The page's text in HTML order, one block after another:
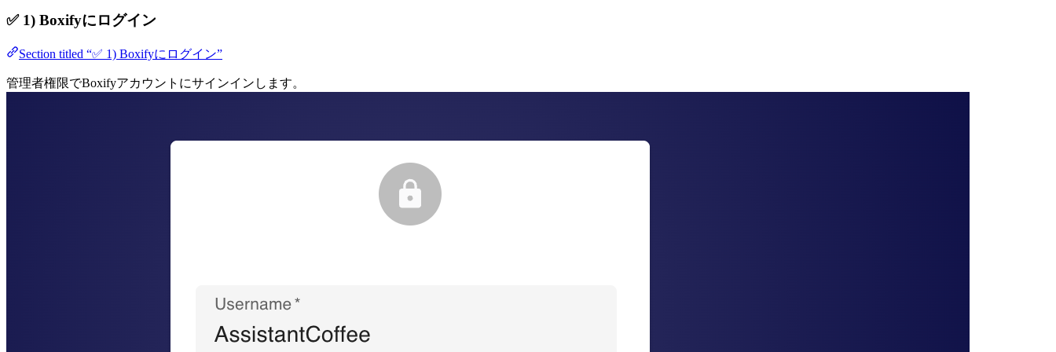
✅ 1) Boxifyにログイン
Section titled “✅ 1) Boxifyにログイン”
管理者権限でBoxifyアカウントにサインインします。